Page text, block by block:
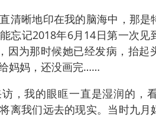
清晰地印在我的脑海中，那
忘记2018年6月14日第一次
因为那时候她已经发病，抬
妈妈，还没画完……
，我的眼眶一直是湿润的，
离我们远去的现实。当时九